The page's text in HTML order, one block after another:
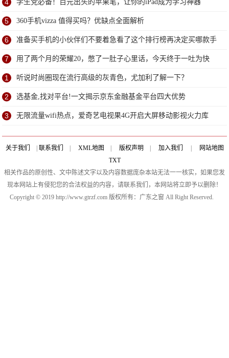
4 学生党必备！百元出头的苹果笔，让你的iPad成为学习神器
5 360手机vizza 值得买吗？优缺点全面解析
6 准备买手机的小伙伴们不要着急看了这个排行榜再决定买哪款手
机吧
7 用了两个月的荣耀20，憋了一肚子心里话，今天终于一吐为快
1 听说时尚圈现在流行高级的灰青色，尤加利了解一下？
2 选基金,找对平台!一文揭示京东金融基金平台四大优势
3 无限流量wifi热点，爱奇艺电视果4G开启大屏移动影视火力库
关于我们 联系我们 XML地图 版权声明 加入我们
网站地图
TXT
相关作品的原创性、文中陈述文字以及内容数据庞杂本站无法一一核实，如果您发
现本网站上有侵犯您的合法权益的内容，请联系我们，本网站将立即予以删除！
Copyright © 2019 http://www.gtrzf.com 版权所有：广东之窗 All Right Reserved.